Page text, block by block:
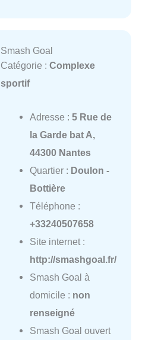
Smash Goal
Catégorie : Complexe
sportif
Adresse : 5 Rue de
la Garde bat A,
44300 Nantes
Quartier : Doulon -
Bottière
Téléphone :
+33240507658
Site internet :
http://smashgoal.fr/
Smash Goal à
domicile : non
renseigné
Smash Goal ouvert